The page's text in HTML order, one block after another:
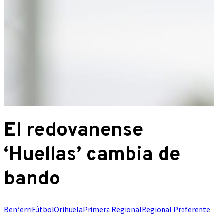
El redovanense
‘Huellas’ cambia de
bando
BenferriFútbolOrihuelaPrimera RegionalRegional Preferente